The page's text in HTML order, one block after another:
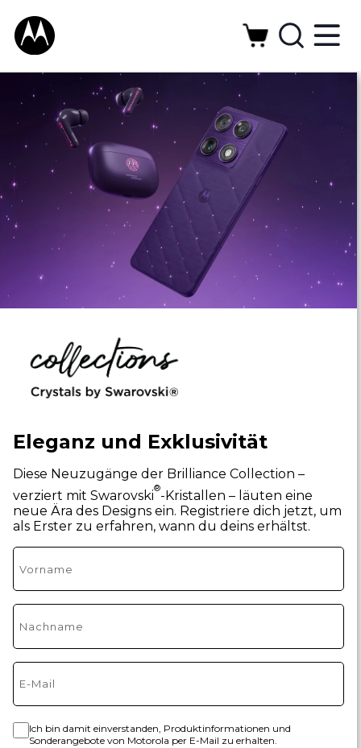
Eleganz und Exklusivität
Diese Neuzugänge der Brilliance Collection –
verziert mit Swarovski
®
-Kristallen – läuten eine
neue Ära des Designs ein. Registriere dich jetzt, um
als Erster zu erfahren, wann du deins erhältst.
Ich bin damit einverstanden, Produktinformationen und
Sonderangebote von Motorola per E-Mail zu erhalten.